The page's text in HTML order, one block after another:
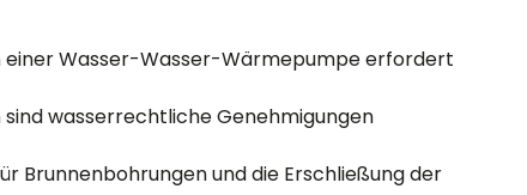
einer Wasser-Wasser-Wärmepumpe erfordert
sind wasserrechtliche Genehmigungen
Brunnenbohrungen und die Erschließung der